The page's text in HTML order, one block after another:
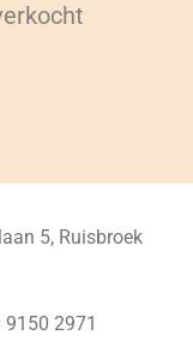
5, Ruisbroek
9150 2971